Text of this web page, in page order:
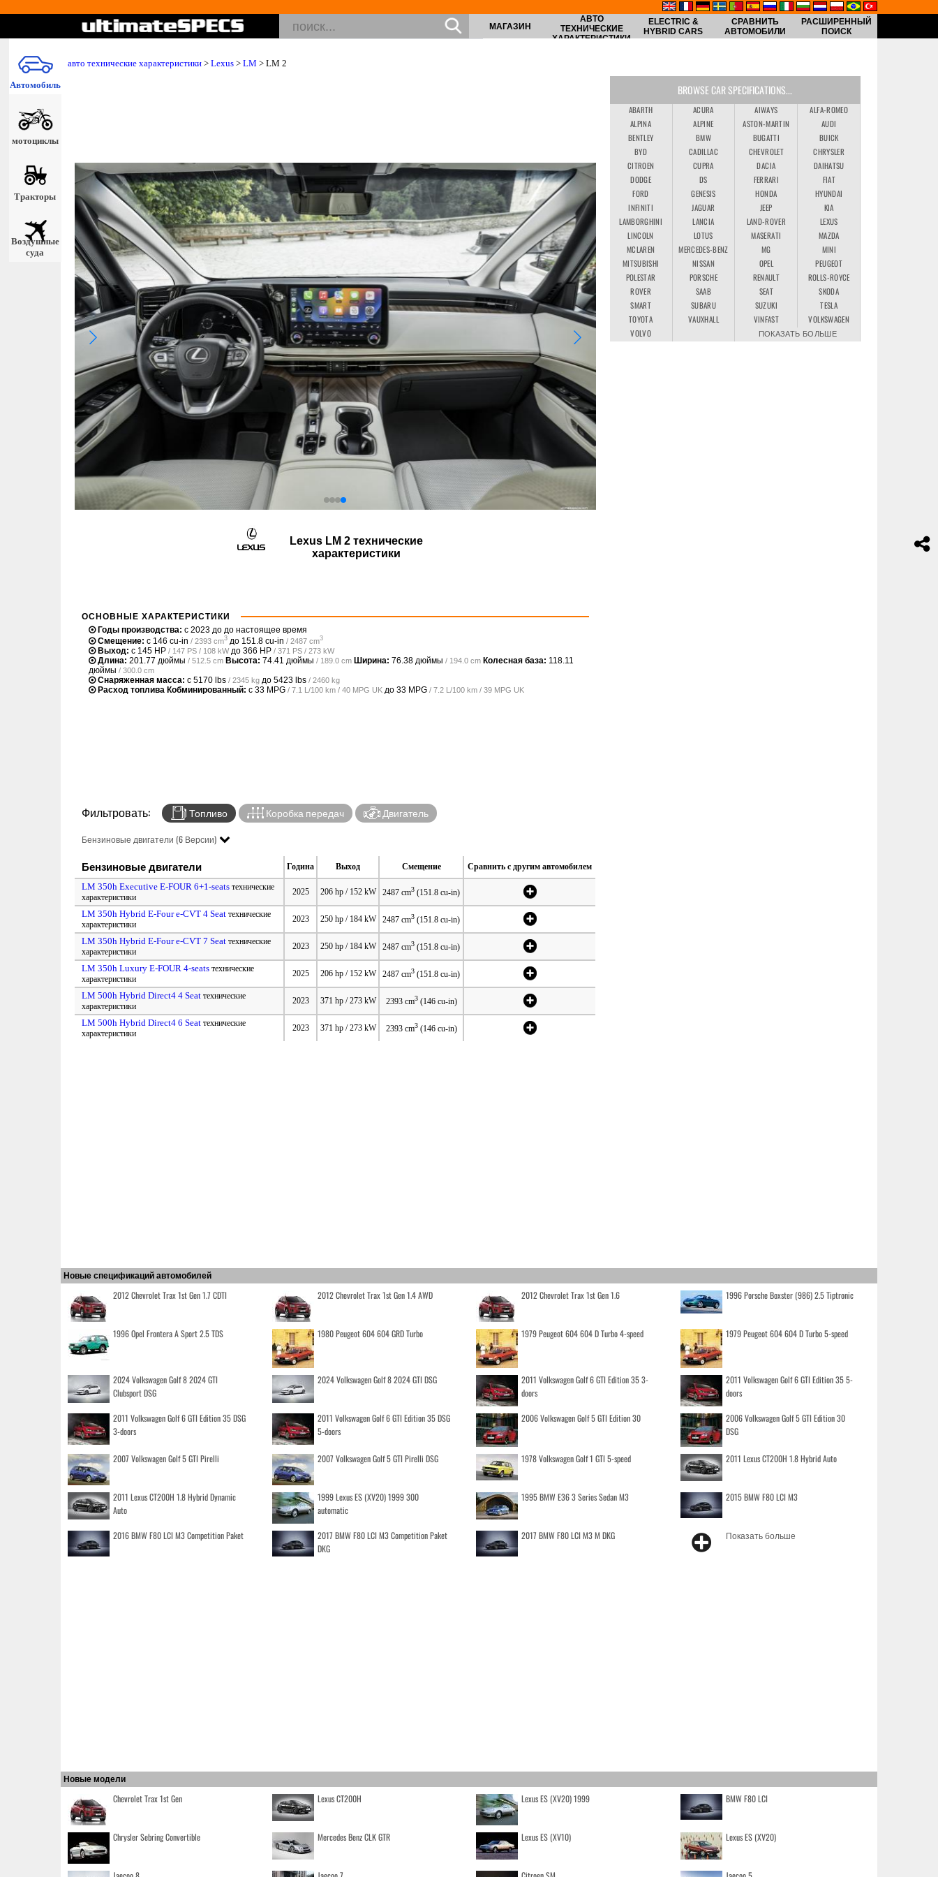
Автомобиль
мотоциклы
Тракторы
Воздушные
суда
МАГАЗИН
АВТО
ТЕХНИЧЕСКИЕ
ХАРАКТЕРИСТИКИ
ELECTRIC &
HYBRID CARS
СРАВНИТЬ
АВТОМОБИЛИ
РАСШИРЕННЫЙ
ПОИСК
авто технические характеристики > Lexus > LM > LM 2
Lexus LM 2 технические
характеристики
ОСНОВНЫЕ ХАРАКТЕРИСТИКИ
Годы производства: с 2023 до до настоящее время
Смещение: с 146 cu-in / 2393 cm3 до 151.8 cu-in / 2487 cm3
Выход: с 145 HP / 147 PS / 108 kWдо 366 HP / 371 PS / 273 kW
Длина: 201.77 дюймы / 512.5 cm Высота: 74.41 дюймы / 189.0 cm Ширина: 76.38 дюймы / 194.0 cm Колесная база: 118.11
дюймы / 300.0 cm
Снаряженная масса: с 5170 lbs / 2345 kg до 5423 lbs / 2460 kg
Расход топлива Кобминированный: с 33 MPG / 7.1 L/100 km / 40 MPG UK до 33 MPG / 7.2 L/100 km / 39 MPG UK
Фильтровать: Топливо Коробка передач Двигатель
Бензиновые двигатели (6 Версии)
Бензиновые двигатели Година Выход Смещение Сравнить с другим автомобилем
LM 350h Executive E-FOUR 6+1-seats технические
характеристики
2025 206 hp / 152 kW 2487 cm3 (151.8 cu-in)
LM 350h Hybrid E-Four e-CVT 4 Seat технические
характеристики
2023 250 hp / 184 kW 2487 cm3 (151.8 cu-in)
LM 350h Hybrid E-Four e-CVT 7 Seat технические
характеристики
2023 250 hp / 184 kW 2487 cm3 (151.8 cu-in)
LM 350h Luxury E-FOUR 4-seats технические
характеристики
2025 206 hp / 152 kW 2487 cm3 (151.8 cu-in)
LM 500h Hybrid Direct4 4 Seat технические
характеристики
2023 371 hp / 273 kW 2393 cm3(146 cu-in)
LM 500h Hybrid Direct4 6 Seat технические
характеристики
2023 371 hp / 273 kW 2393 cm3(146 cu-in)
BROWSE CAR SPECIFICATIONS...
ABARTH ACURA AIWAYS
ALFA-ROMEO
ALPINA
ALPINE ASTON-MARTIN
AUDI
BENTLEY
BMW BUGATTI
BUICK
BYD
CADILLAC CHEVROLET
CHRYSLER
CITROEN
CUPRA DACIA
DAIHATSU
DODGE
DS FERRARI
FIAT
FORD
GENESIS HONDA
HYUNDAI
INFINITI
JAGUAR JEEP
KIA
LAMBORGHINI
LANCIA LAND-ROVER
LEXUS
LINCOLN
LOTUS MASERATI
MAZDA
MCLAREN
MERCEDES-BENZ MG
MINI
MITSUBISHI
NISSAN OPEL
PEUGEOT
POLESTAR
PORSCHE RENAULT
ROLLS-ROYCE
ROVER
SAAB SEAT
SKODA
SMART
SUBARU SUZUKI
TESLA
TOYOTA
VAUXHALL VINFAST
VOLKSWAGEN
VOLVO
ПОКАЗАТЬ БОЛЬШЕ
Новые спецификаций автомобилей
2012 Chevrolet Trax 1st Gen 1.7 CDTI 2012 Chevrolet Trax 1st Gen 1.4 AWD 2012 Chevrolet Trax 1st Gen 1.6 1996 Porsche Boxster (986) 2.5 Tiptronic
1996 Opel Frontera A Sport 2.5 TDS 1980 Peugeot 604 604 GRD Turbo 1979 Peugeot 604 604 D Turbo 4-speed 1979 Peugeot 604 604 D Turbo 5-speed
2024 Volkswagen Golf 8 2024 GTI
Clubsport DSG
2024 Volkswagen Golf 8 2024 GTI DSG
2011 Volkswagen Golf 6 GTI Edition 35 3-
doors
2011 Volkswagen Golf 6 GTI Edition 35 5-
doors
2011 Volkswagen Golf 6 GTI Edition 35 DSG
3-doors
2011 Volkswagen Golf 6 GTI Edition 35 DSG
5-doors
2006 Volkswagen Golf 5 GTI Edition 30
2006 Volkswagen Golf 5 GTI Edition 30
DSG
2007 Volkswagen Golf 5 GTI Pirelli 2007 Volkswagen Golf 5 GTI Pirelli DSG 1978 Volkswagen Golf 1 GTI 5-speed 2011 Lexus CT200H 1.8 Hybrid Auto
2011 Lexus CT200H 1.8 Hybrid Dynamic
Auto
1999 Lexus ES (XV20) 1999 300
automatic
1995 BMW E36 3 Series Sedan M3 2015 BMW F80 LCI M3
2016 BMW F80 LCI M3 Competition Paket
2017 BMW F80 LCI M3 Competition Paket
DKG
2017 BMW F80 LCI M3 M DKG Показать больше
Новые модели
Chevrolet Trax 1st Gen Lexus CT200H Lexus ES (XV20) 1999 BMW F80 LCI
Chrysler Sebring Convertible Mercedes Benz CLK GTR Lexus ES (XV10) Lexus ES (XV20)